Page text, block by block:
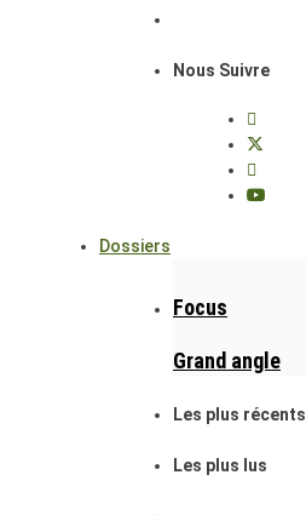
Nous Suivre
Dossiers
Focus
Grand angle
Les plus récents
Les plus lus